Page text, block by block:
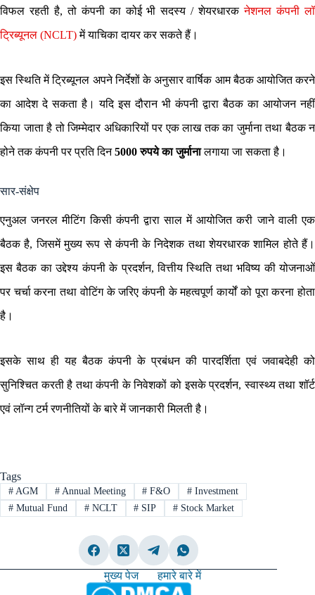
विफल रहती है, तो कंपनी का कोई भी सदस्य / शेयरधारकनेशनल कंपनी लॉ
ट्रिब्यूनल (NCLT)में याचिका दायर कर सकते हैं।
इस स्थिति में ट्रिब्यूनल अपने निर्देशों के अनुसार वार्षिक आम बैठक आयोजित करने
का आदेश दे सकता है। यदि इस दौरान भी कंपनी द्वारा बैठक का आयोजन नहीं
किया जाता है तो जिम्मेदार अधिकारियों पर एक लाख तक का जुर्माना तथा बैठक न
होने तक कंपनी पर प्रति दिन5000 रुपये का जुर्मानालगाया जा सकता है।
सार-संक्षेप
एनुअल जनरल मीटिंग किसी कंपनी द्वारा साल में आयोजित करी जाने वाली एक
बैठक है, जिसमें मुख्य रूप से कंपनी के निदेशक तथा शेयरधारक शामिल होते हैं।
इस बैठक का उद्देश्य कंपनी के प्रदर्शन, वित्तीय स्थिति तथा भविष्य की योजनाओं
पर चर्चा करना तथा वोटिंग के जरिए कंपनी के महत्वपूर्ण कार्यों को पूरा करना होता
है।
इसके साथ ही यह बैठक कंपनी के प्रबंधन की पारदर्शिता एवं जवाबदेही को
सुनिश्चित करती है तथा कंपनी के निवेशकों को इसके प्रदर्शन, स्वास्थ्य तथा शॉर्ट
एवं लॉन्ग टर्म रणनीतियों के बारे में जानकारी मिलती है।
Tags
#AGM #Annual Meeting # F&O # Investment
#Mutual Fund #NCLT # SIP # Stock Market
मुख्य पेज हमारे बारे में